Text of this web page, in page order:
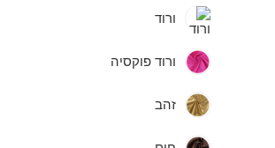
ורוד
ורוד פוקסיה
זהב